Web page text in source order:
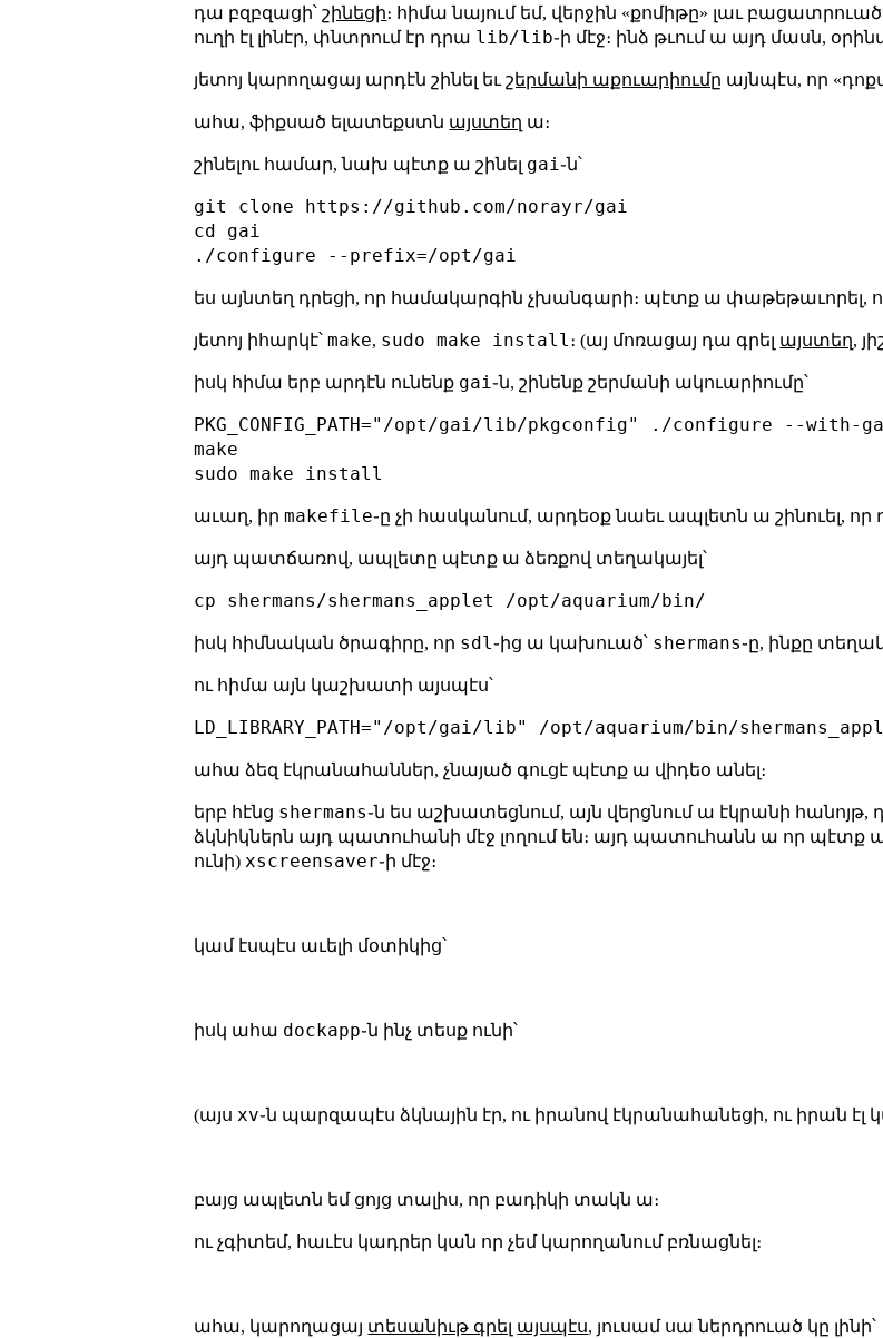
դա բզբզացի՝շինեցի։ հիմա նայում եմ, վերջին «քոմիթը» լաւ բացատրուած
ուղի էլ լինէր, փնտրում էր դրա lib/lib֊ի մէջ։ ինձ թւում ա այդ մասն,
յետոյ կարողացայ արդէն շինել եւշերմանի աքուարիումը այնպէս, որ
ահա, ֆիքսած ելատեքստն այստեղ ա։
շինելու համար, նախ պէտք ա շինել gai֊ն՝
git clone https://github.com/norayr/gai
cd gai
ես այնտեղ դրեցի, որ համակարգին չխանգարի։ պէտք ա փաթեթաւորել,
յետոյ իհարկէ՝make, sudo make install։ (այ մոռացայ դա գրել այստեղ,
իսկ հիմա երբ արդէն ունենք gai֊ն, շինենք շերմանի ակուարիումը՝
PKG_CONFIG_PATH="/opt/gai/lib/pkgconfig" ./configure --
make
աւաղ, իրmakefile֊ը չի հասկանում, արդեօք նաեւ ապլետն ա շինուել,
այդ պատճառով, ապլետը պէտք ա ձեռքով տեղակայել՝
իսկ հիմնական ծրագիրը, որ sdl֊ից ա կախուած՝ shermans֊ը, ինքը
ու հիմա այն կաշխատի այսպէս՝
ահա ձեզ էկրանահաններ, չնայած գուցէ պէտք ա վիդեօ անել։
երբ հէնց shermans֊ն ես աշխատեցնում, այն վերցնում ա էկրանի հանոյթ,
ձկնիկներն այդ պատուհանի մէջ լողում են։ այդ պատուհանն ա որ պէտք
ունի) xscreensaver֊ի մէջ։
կամ էսպէս աւելի մօտիկից՝
իսկ ահա dockapp֊ն ինչ տեսք ունի՝
(այս xv֊ն պարզապէս ձկնային էր, ու իրանով էկրանահանեցի, ու իրան էլ
բայց ապլետն եմ ցոյց տալիս, որ բադիկի տակն ա։
ու չգիտեմ, հաւէս կադրեր կան որ չեմ կարողանում բռնացնել։
ահա, կարողացայ տեսանիւթ գրել այսպէս, յուսամ սա ներդրուած կը լինի՝